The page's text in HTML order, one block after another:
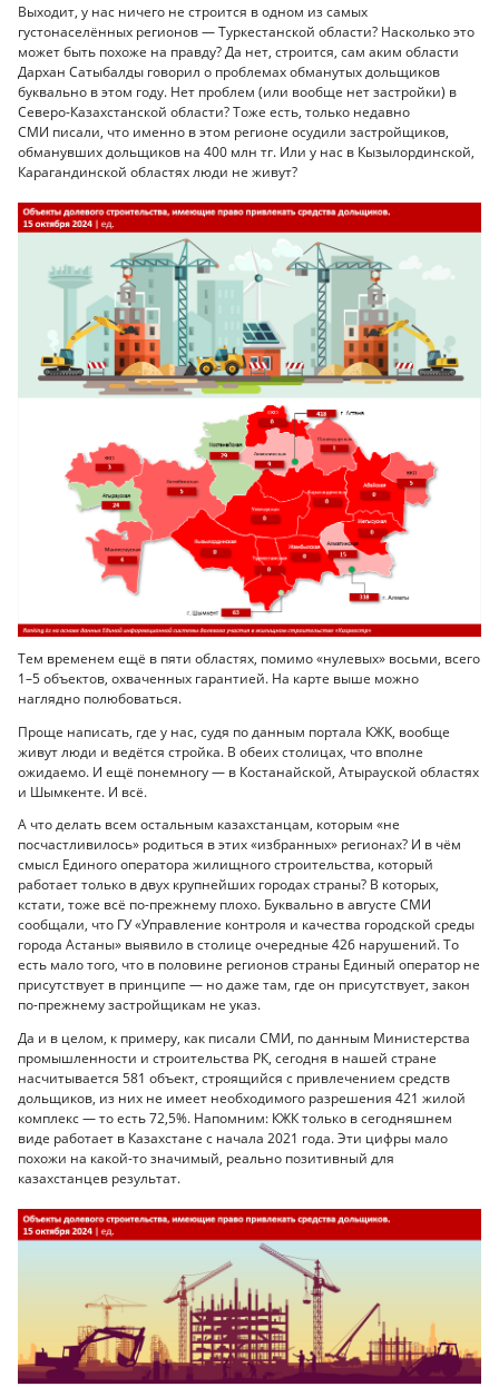
Выходит, у нас ничего не строится в одном из самых
густонаселённых регионов — Туркестанской области? Насколько это
может быть похоже на правду? Да нет, строится, сам аким области
Дархан Сатыбалды говорил о проблемах обманутых дольщиков
буквально в этом году. Нет проблем (или вообще нет застройки) в
Северо-Казахстанской области? Тоже есть, только недавно
СМИ писали, что именно в этом регионе осудили застройщиков,
обманувших дольщиков на 400 млн тг. Или у нас в Кызылординской,
Карагандинской областях люди не живут?
Тем временем ещё в пяти областях, помимо «нулевых» восьми, всего
1–5 объектов, охваченных гарантией. На карте выше можно
наглядно полюбоваться.
Проще написать, где у нас, судя по данным портала КЖК, вообще
живут люди и ведётся стройка. В обеих столицах, что вполне
ожидаемо. И ещё понемногу — в Костанайской, Атырауской областях
и Шымкенте. И всё.
А что делать всем остальным казахстанцам, которым «не
посчастливилось» родиться в этих «избранных» регионах? И в чём
смысл Единого оператора жилищного строительства, который
работает только в двух крупнейших городах страны? В которых,
кстати, тоже всё по-прежнему плохо. Буквально в августе СМИ
сообщали, что ГУ «Управление контроля и качества городской среды
города Астаны» выявило в столице очередные 426 нарушений. То
есть мало того, что в половине регионов страны Единый оператор не
присутствует в принципе — но даже там, где он присутствует, закон
по-прежнему застройщикам не указ.
Да и в целом, к примеру, как писали СМИ, по данным Министерства
промышленности и строительства РК, сегодня в нашей стране
насчитывается 581 объект, строящийся с привлечением средств
дольщиков, из них не имеет необходимого разрешения 421 жилой
комплекс — то есть 72,5%. Напомним: КЖК только в сегодняшнем
виде работает в Казахстане с начала 2021 года. Эти цифры мало
похожи на какой-то значимый, реально позитивный для
казахстанцев результат.